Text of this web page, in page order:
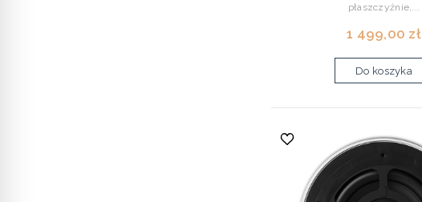
płaszczyźnie,...
1 499,00 zł
Do koszyka